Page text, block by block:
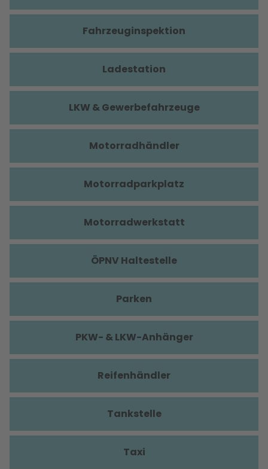
Fahrzeuginspektion
Ladestation
LKW & Gewerbefahrzeuge
Motorradhändler
Motorradparkplatz
Motorradwerkstatt
ÖPNV Haltestelle
Parken
PKW- & LKW-Anhänger
Reifenhändler
Tankstelle
Taxi